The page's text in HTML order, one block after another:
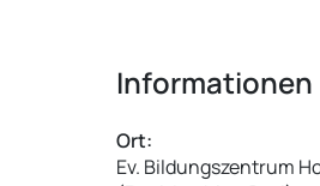
Informationen
Ort:
Ev. Bildungszentrum